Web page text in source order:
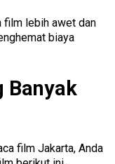
film lebih awet dan
biaya
Banyak
film Jakarta, Anda